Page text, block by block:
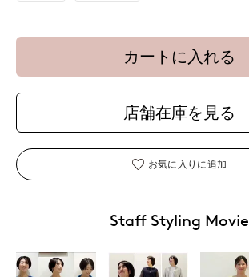
カートに入れる
店舗在庫を見る
お気に入りに追加
Staff Styling Movie